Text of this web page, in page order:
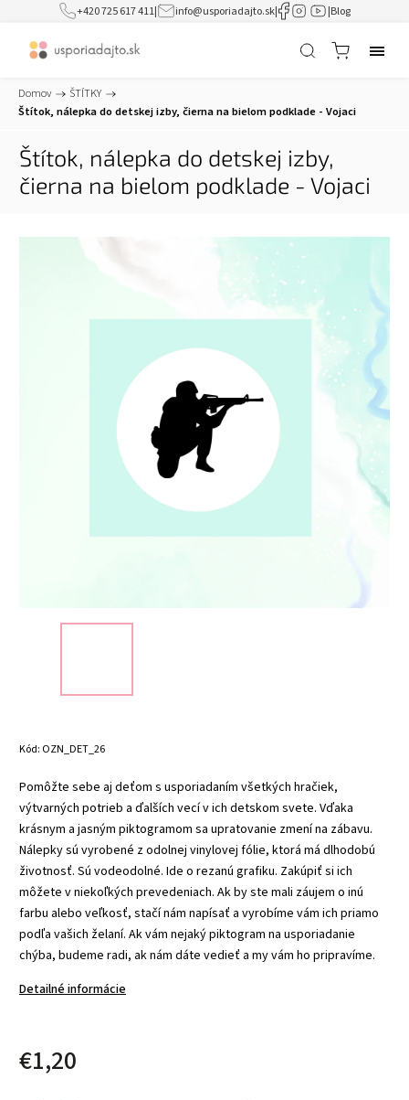
+420 725 617 411| info@usporiadajto.sk| |Blog
Domov / ŠTÍTKY /
Štítok, nálepka do detskej izby, čierna na bielom podklade - Vojaci
Štítok, nálepka do detskej izby,
čierna na bielom podklade - Vojaci
Kód: OZN_DET_26
Pomôžte sebe aj deťom s usporiadaním všetkých hračiek,
výtvarných potrieb a ďalších vecí v ich detskom svete. Vďaka
krásnym a jasným piktogramom sa upratovanie zmení na zábavu.
Nálepky sú vyrobené z odolnej vinylovej fólie, ktorá má dlhodobú
životnosť. Sú vodeodolné. Ide o rezanú grafiku. Zakúpiť si ich
môžete v niekoľkých prevedeniach. Ak by ste mali záujem o inú
farbu alebo veľkosť, stačí nám napísať a vyrobíme vám ich priamo
podľa vašich želaní. Ak vám nejaký piktogram na usporiadanie
chýba, budeme radi, ak nám dáte vedieť a my vám ho pripravíme.
Detailné informácie
€1,20